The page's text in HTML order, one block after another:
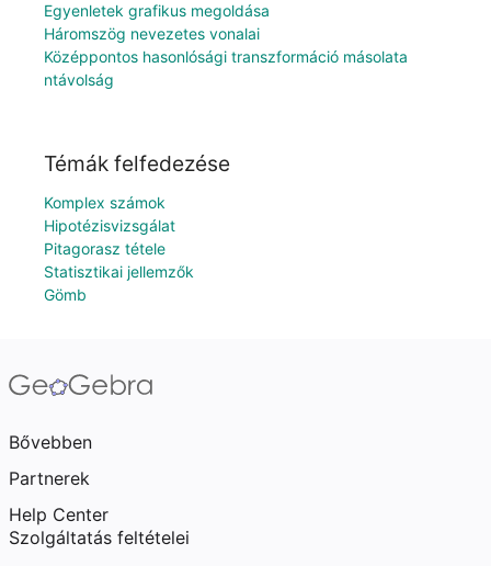
Egyenletek grafikus megoldása
Háromszög nevezetes vonalai
Középpontos hasonlósági transzformáció másolata
ntávolság
Témák felfedezése
Komplex számok
Hipotézisvizsgálat
Pitagorasz tétele
Statisztikai jellemzők
Gömb
Bővebben
Partnerek
Help Center
Szolgáltatás feltételei